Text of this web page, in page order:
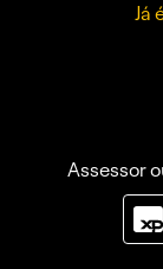
Já
Assessor